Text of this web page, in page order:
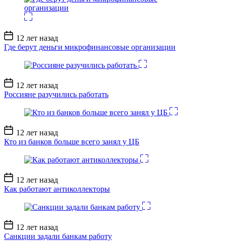
Дата
записи
12 лет назад
Где берут деньги микрофинансовые организации
Дата
записи
12 лет назад
Россияне разучились работать
Дата
записи
12 лет назад
Кто из банков больше всего занял у ЦБ
Дата
записи
12 лет назад
Как работают антиколлекторы
Дата
записи
12 лет назад
Санкции задали банкам работу